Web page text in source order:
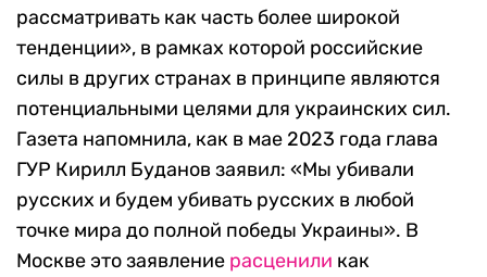
рассматривать как часть более широкой
тенденции», в рамках которой российские
силы в других странах в принципе являются
потенциальными целями для украинских сил.
Газета напомнила, как в мае 2023 года глава
ГУР Кирилл Буданов заявил: «Мы убивали
русских и будем убивать русских в любой
точке мира до полной победы Украины». В
Москве это заявление расценили как